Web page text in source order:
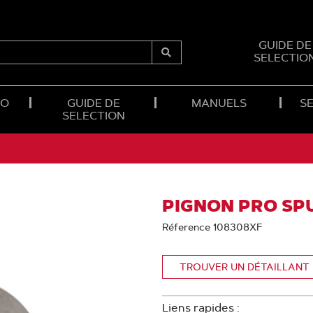
Submit
GUIDE DE
GUIDE DE
SELECTION
MANUELS
PIGNON PRO
Réference 108308XF
TROUVER UN DÉTAILLANT
Liens rapides :